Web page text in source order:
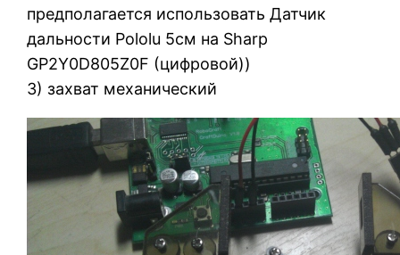
предполагается использовать Датчик
дальности Pololu 5см на Sharp
GP2Y0D805Z0F (цифровой))
3) захват механический